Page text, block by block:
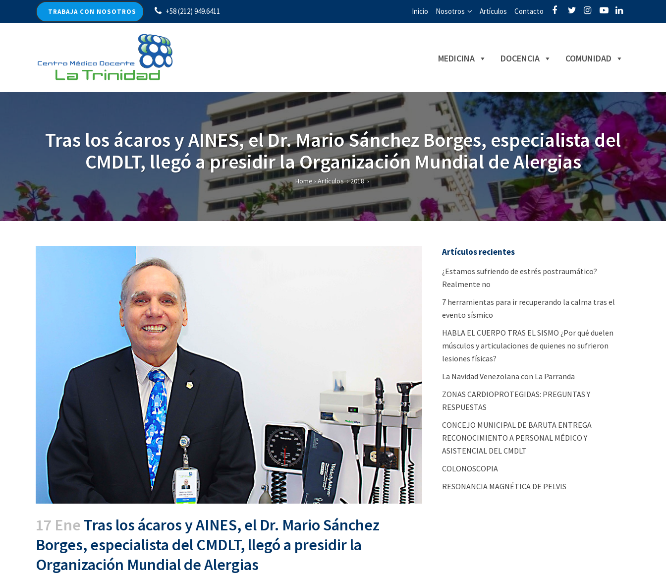
TRABAJA CON NOSOTROS +58 (212) 949.6411 Inicio Nosotros Artículos Contacto
MEDICINA DOCENCIA COMUNIDAD
Tras los ácaros y AINES, el Dr. Mario Sánchez Borges, especialista del
CMDLT, llegó a presidir la Organización Mundial de Alergias
Home › Artículos›2018›
17 Ene Tras los ácaros y AINES, el Dr. Mario Sánchez
Borges, especialista del CMDLT, llegó a presidir la
Organización Mundial de Alergias
Artículos recientes
¿Estamos sufriendo de estrés postraumático?
Realmente no
7 herramientas para ir recuperando la calma tras el
evento sísmico
HABLA EL CUERPO TRAS EL SISMO ¿Por qué duelen
músculos y articulaciones de quienes no sufrieron
lesiones físicas?
La Navidad Venezolana con La Parranda
ZONAS CARDIOPROTEGIDAS: PREGUNTAS Y
RESPUESTAS
CONCEJO MUNICIPAL DE BARUTA ENTREGA
RECONOCIMIENTO A PERSONAL MÉDICO Y
ASISTENCIAL DEL CMDLT
COLONOSCOPIA
RESONANCIA MAGNÉTICA DE PELVIS